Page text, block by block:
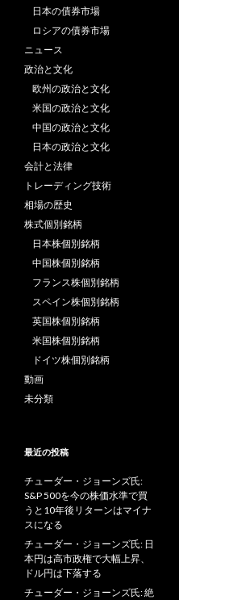
日本の債券市場
ロシアの債券市場
ニュース
政治と文化
欧州の政治と文化
米国の政治と文化
中国の政治と文化
日本の政治と文化
会計と法律
トレーディング技術
相場の歴史
株式個別銘柄
日本株個別銘柄
中国株個別銘柄
フランス株個別銘柄
スペイン株個別銘柄
英国株個別銘柄
米国株個別銘柄
ドイツ株個別銘柄
動画
未分類
最近の投稿
チューダー・ジョーンズ氏:
S&P 500を今の株価水準で買
うと10年後リターンはマイナ
スになる
チューダー・ジョーンズ氏: 日
本円は高市政権で大幅上昇、
ドル円は下落する
チューダー・ジョーンズ氏: 絶